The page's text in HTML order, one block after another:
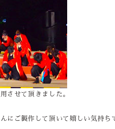
させて頂きました。
にご製作して頂いて嬉しい気持ち